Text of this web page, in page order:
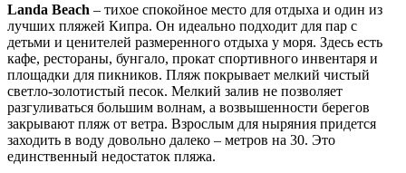
Landa Beach – тихое спокойное место для отдыха и один из
лучших пляжей Кипра. Он идеально подходит для пар с
детьми и ценителей размеренного отдыха у моря. Здесь есть
кафе, рестораны, бунгало, прокат спортивного инвентаря и
площадки для пикников. Пляж покрывает мелкий чистый
светло-золотистый песок. Мелкий залив не позволяет
разгуливаться большим волнам, а возвышенности берегов
закрывают пляж от ветра. Взрослым для ныряния придется
заходить в воду довольно далеко – метров на 30. Это
единственный недостаток пляжа.